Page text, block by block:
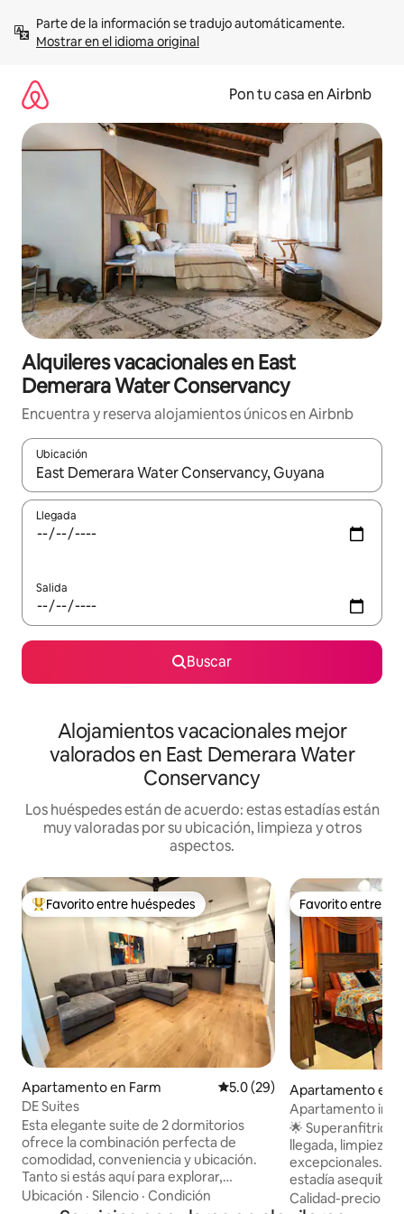
contenidoMostrar en el idioma original
Pon tu casa en Airbnb
Alquileres vacacionales en East
Demerara Water Conservancy
Encuentra y reserva alojamientos únicos en Airbnb
Ubicación
Cuando los resultados estén disponibles, navega con las
Llegada
Salida
Buscar
Alojamientos vacacionales mejor
valorados en East Demerara Water
Conservancy
Los huéspedes están de acuerdo: estas estadías están
muy valoradas por su ubicación, limpieza y otros
aspectos.
Favorito entre huéspedes preferido
Favorito entre huéspedes
Apartamento en Farm Calificación promedio: 5.0 de
5.0 (29)
DE Suites
Esta elegante suite de 2 dormitorios
ofrece la combinación perfecta de
comodidad, conveniencia y ubicación.
Tanto si estás aquí para explorar,
relajarte o trabajar a distancia, este
Ubicación · Silencio · Condición
Favorito entre
Favorito entre
Apartamento en
Apartamento
70 USD/noche.
🌟 Superanfitrión
llegada, limpieza,
excepcionales. Reserva ahora para una
estadía asequible.
mensuales! Perfecto para viajeros de
Calidad-precio